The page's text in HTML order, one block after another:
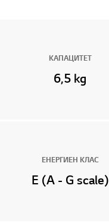
КАПАЦИТЕТ
6,5 kg
ЕНЕРГИЕН КЛАС
E (A - G scale)